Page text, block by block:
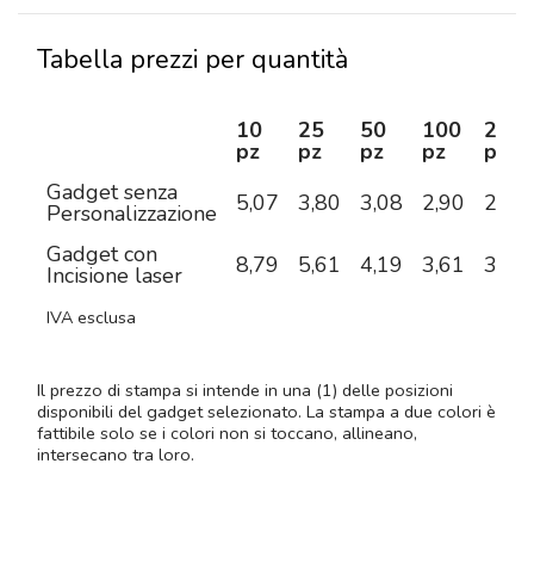
Tabella prezzi per quantità
10
pz
25
pz
50
pz
100
pz
250
pz
Gadget senza
Personalizzazione 5,07 3,80 3,08 2,90
2,68
Gadget con
Incisione laser 8,79 5,61 4,19 3,61 3,15
IVA esclusa
Il prezzo di stampa si intende in una (1) delle posizioni
disponibili del gadget selezionato. La stampa a due colori è
fattibile solo se i colori non si toccano, allineano,
intersecano tra loro.